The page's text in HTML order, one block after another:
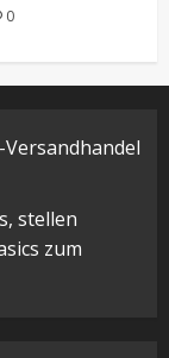
0
stellen
zum